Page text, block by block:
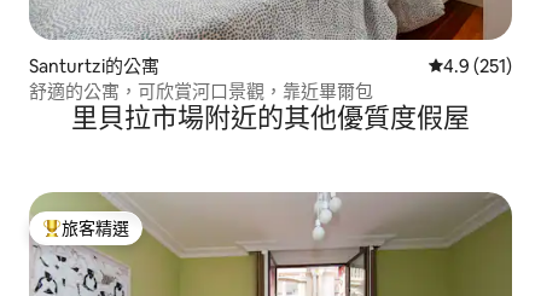
Santurtzi的公寓 從 251 則評
4.9 (251)
舒適的公寓，可欣賞河口景觀，靠近畢爾包
里貝拉市場附近的其他優質度假屋
旅客精選榜首
旅客精選